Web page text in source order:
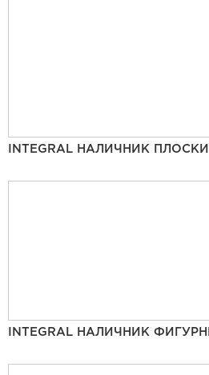
INTEGRAL НАЛИЧНИК
INTEGRAL НАЛИЧНИК